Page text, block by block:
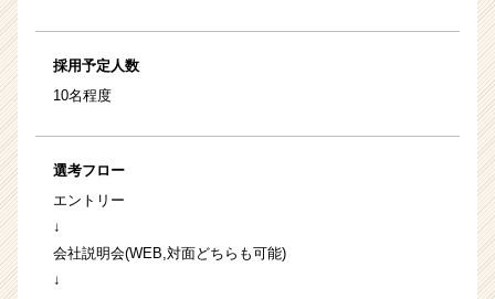
採用予定人数
10名程度
選考フロー
エントリー
↓
会社説明会(WEB,対面どちらも可能)
↓